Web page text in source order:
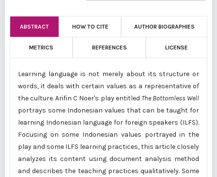
ABSTRACT HOW TO CITE AUTHOR BIOGRAPHIES
METRICS REFERENCES LICENSE
Learning language is not merely about its structure or
words, it deals with certain values as a representative of
the culture. Arifin C Noer's play entitled The Bottomless Well
portrays some Indonesian values that can be taught for
learning Indonesian language for foreign speakers (ILFS).
Focusing on some Indonesian values portrayed in the
play and some ILFS learning practices, this article closely
analyzes its content using document analysis method
and describes the teaching practices qualitatively. Some